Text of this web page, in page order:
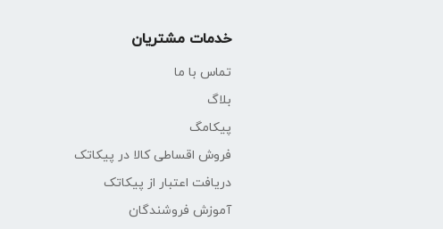
خدمات مشتریان
تماس با ما
بلاگ
پیکامگ
فروش اقساطی کالا در پیکاتک
دریافت اعتبار از پیکاتک
آموزش فروشندگان